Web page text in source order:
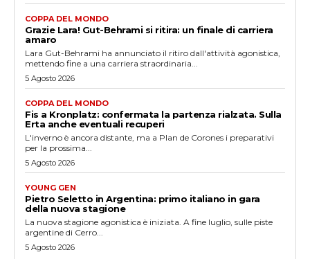
COPPA DEL MONDO
Grazie Lara! Gut-Behrami si ritira: un finale di carriera
amaro
Lara Gut-Behrami ha annunciato il ritiro dall'attività agonistica,
mettendo fine a una carriera straordinaria...
5 Agosto 2026
COPPA DEL MONDO
Fis a Kronplatz: confermata la partenza rialzata. Sulla
Erta anche eventuali recuperi
L'inverno è ancora distante, ma a Plan de Corones i preparativi
per la prossima...
5 Agosto 2026
YOUNG GEN
Pietro Seletto in Argentina: primo italiano in gara
della nuova stagione
La nuova stagione agonistica è iniziata. A fine luglio, sulle piste
argentine di Cerro...
5 Agosto 2026